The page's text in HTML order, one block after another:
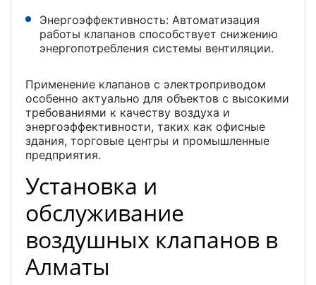
Энергоэффективность: Автоматизация
работы клапанов способствует снижению
энергопотребления системы вентиляции.
Применение клапанов с электроприводом
особенно актуально для объектов с высокими
требованиями к качеству воздуха и
энергоэффективности, таких как офисные
здания, торговые центры и промышленные
предприятия.
Установка и
обслуживание
воздушных клапанов в
Алматы